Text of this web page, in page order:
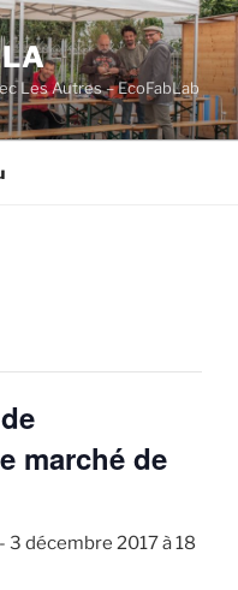
Les Autres – EcoFabLab
marché de
- 3 décembre 2017 à 18